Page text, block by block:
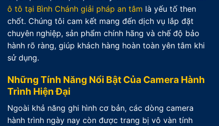
ô tô tại Bình Chánh giải pháp an tâm là yếu tố then
chốt. Chúng tôi cam kết mang đến dịch vụ lắp đặt
chuyên nghiệp, sản phẩm chính hãng và chế độ bảo
hành rõ ràng, giúp khách hàng hoàn toàn yên tâm khi
sử dụng.
Những Tính Năng Nổi Bật Của Camera Hành
Trình Hiện Đại
Ngoài khả năng ghi hình cơ bản, các dòng camera
hành trình ngày nay còn được trang bị vô vàn tính